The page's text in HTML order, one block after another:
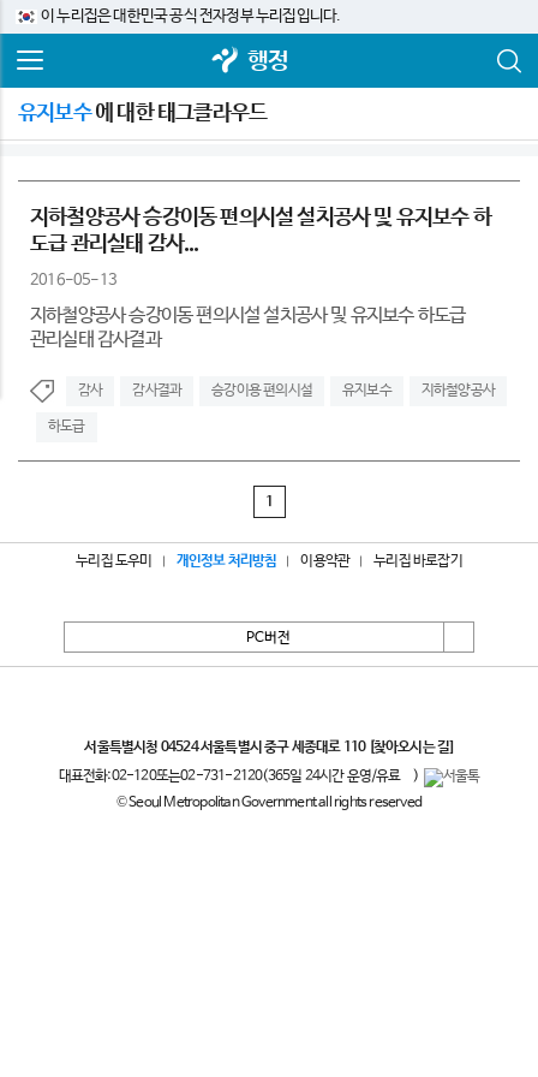
이 누리집은 대한민국 공식 전자정부 누리집입니다.
행정
유지보수에 대한 태그클라우드
지하철양공사 승강이동 편의시설 설치공사 및 유지보수 하
도급 관리실태 감사...
2016-05-13
지하철양공사 승강이동 편의시설 설치공사 및 유지보수 하도급
관리실태 감사결과
감사 감사결과 승강이용 편의시설 유지보수 지하철양공사
하도급
1
누리집 도우미 개인정보 처리방침 이용약관 누리집 바로잡기
PC버전
서울특별시청 04524 서울특별시 중구 세종대로 110 [찾아오시는 길]
대표전화:02-120또는02-731-2120(365일 24시간 운영/유료
)
© Seoul Metropolitan Government all rights reserved